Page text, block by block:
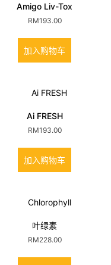
Amigo Liv-Tox
RM193.00
加入购物车
Ai FRESH
RM193.00
加入购物车
叶绿素
RM228.00